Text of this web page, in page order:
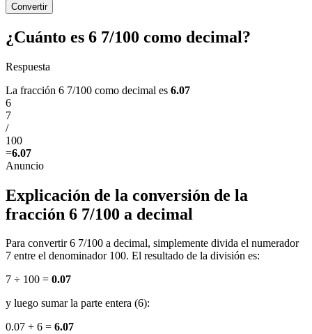
Convertir
¿Cuánto es 6 7/100 como decimal?
Respuesta
La fracción 6 7/100 como decimal es 6.07
6
7
/
100
=6.07
Explicación de la conversión de la
fracción 6 7/100 a decimal
Para convertir 6 7/100 a decimal, simplemente divida el numerador
7 entre el denominador 100. El resultado de la división es:
7 ÷ 100 = 0.07
y luego sumar la parte entera (6):
0.07 + 6 = 6.07